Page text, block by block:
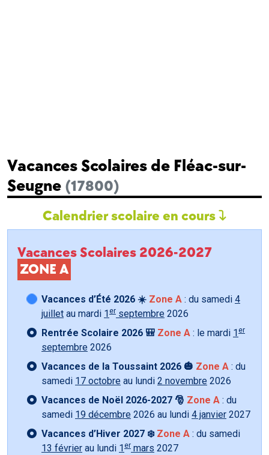
Vacances Scolaires de Fléac-sur-
Seugne (17800)
Calendrier scolaire en cours
Vacances Scolaires 2026-2027
ZONE A
Vacances d’Été 2026 ☀️ Zone A : du samedi 4
juillet au mardi 1 er septembre 2026
Rentrée Scolaire 2026 🎒 Zone A : le mardi 1 er
septembre 2026
Vacances de la Toussaint 2026 🎃 Zone A : du
samedi 17 octobre au lundi 2 novembre 2026
Vacances de Noël 2026-2027 🎅 Zone A : du
samedi 19 décembre 2026 au lundi 4 janvier 2027
Vacances d’Hiver 2027 ❄️ Zone A : du samedi
13 février au lundi 1 er mars 2027